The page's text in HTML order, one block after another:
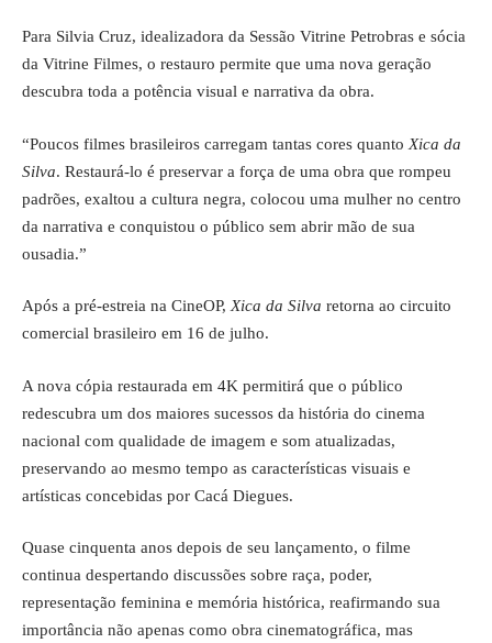
Para Silvia Cruz, idealizadora da Sessão Vitrine Petrobras e sócia
da Vitrine Filmes, o restauro permite que uma nova geração
descubra toda a potência visual e narrativa da obra.
“Poucos filmes brasileiros carregam tantas cores quanto Xica da
Silva. Restaurá-lo é preservar a força de uma obra que rompeu
padrões, exaltou a cultura negra, colocou uma mulher no centro
da narrativa e conquistou o público sem abrir mão de sua
ousadia.”
Após a pré-estreia na CineOP, Xica da Silva retorna ao circuito
comercial brasileiro em 16 de julho.
A nova cópia restaurada em 4K permitirá que o público
redescubra um dos maiores sucessos da história do cinema
nacional com qualidade de imagem e som atualizadas,
preservando ao mesmo tempo as características visuais e
artísticas concebidas por Cacá Diegues.
Quase cinquenta anos depois de seu lançamento, o filme
continua despertando discussões sobre raça, poder,
representação feminina e memória histórica, reafirmando sua
importância não apenas como obra cinematográfica, mas